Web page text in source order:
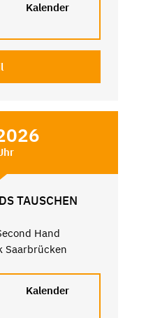
Kalender
TAUSCHEN
Hand
Saarbrücken
Kalender